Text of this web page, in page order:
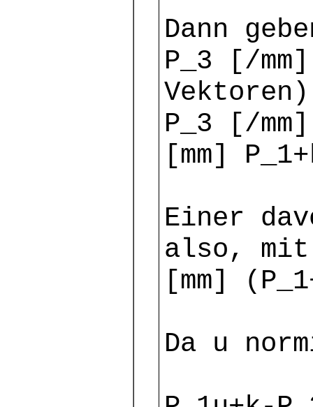
Dann
P_3 [/
P_3 [/
[mm]
Einer
also,
[mm]
Da u